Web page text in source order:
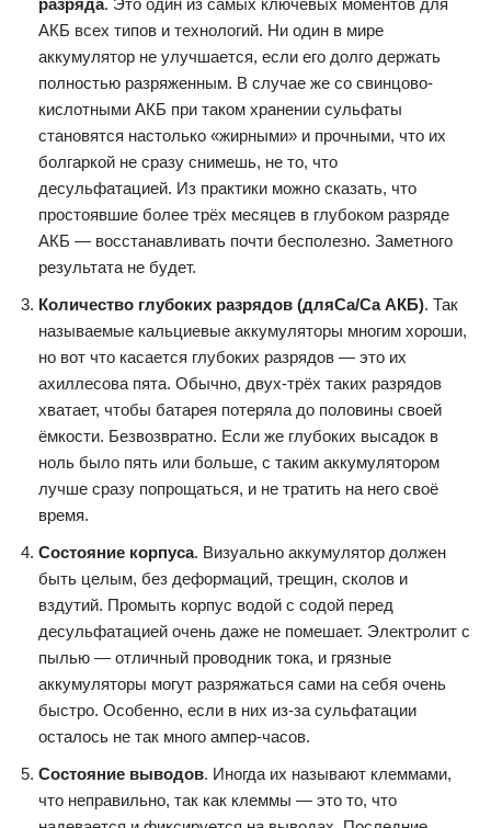
разряда. Это один из самых ключевых моментов для
АКБ всех типов и технологий. Ни один в мире
аккумулятор не улучшается, если его долго держать
полностью разряженным. В случае же со свинцово-
кислотными АКБ при таком хранении сульфаты
становятся настолько «жирными» и прочными, что их
болгаркой не сразу снимешь, не то, что
десульфатацией. Из практики можно сказать, что
простоявшие более трёх месяцев в глубоком разряде
АКБ — восстанавливать почти бесполезно. Заметного
результата не будет.
Количество глубоких разрядов (дляCa/Ca АКБ). Так
называемые кальциевые аккумуляторы многим хороши,
но вот что касается глубоких разрядов — это их
ахиллесова пята. Обычно, двух-трёх таких разрядов
хватает, чтобы батарея потеряла до половины своей
ёмкости. Безвозвратно. Если же глубоких высадок в
ноль было пять или больше, с таким аккумулятором
лучше сразу попрощаться, и не тратить на него своё
время.
Состояние корпуса. Визуально аккумулятор должен
быть целым, без деформаций, трещин, сколов и
вздутий. Промыть корпус водой с содой перед
десульфатацией очень даже не помешает. Электролит с
пылью — отличный проводник тока, и грязные
аккумуляторы могут разряжаться сами на себя очень
быстро. Особенно, если в них из-за сульфатации
осталось не так много ампер-часов.
Состояние выводов. Иногда их называют клеммами,
что неправильно, так как клеммы — это то, что